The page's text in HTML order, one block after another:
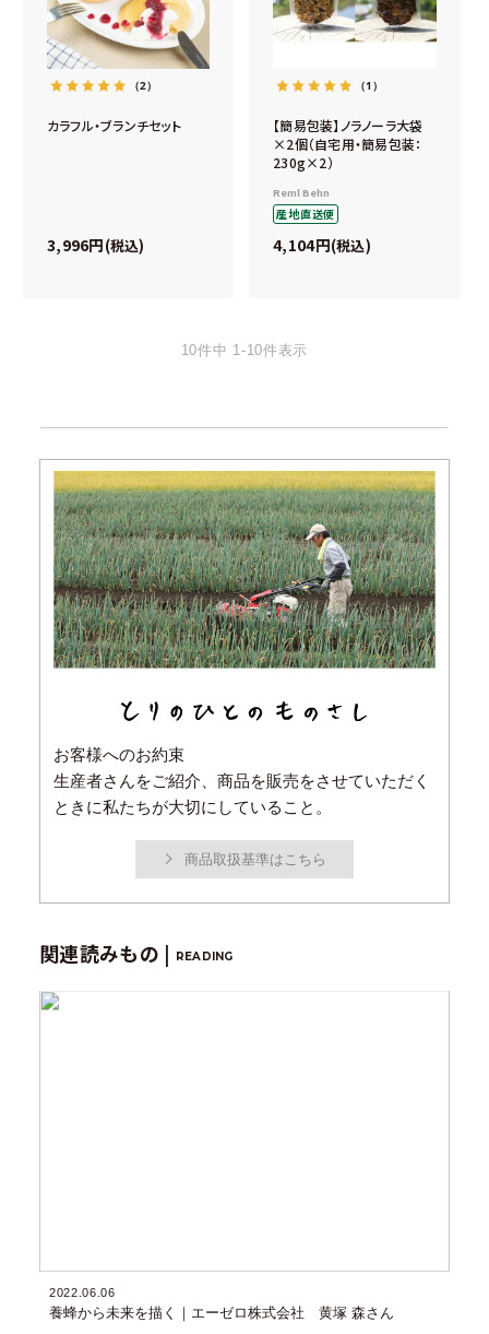
（2）
カラフル・ブランチセット
3,996 税込
（1）
【簡易包装】ノラノーラ大袋
×2個（自宅用・簡易包装：
230g×2）
Reml Behn
産地直送便
4,104 税込
10件中 1-10件表示
お客様へのお約束
生産者さんをご紹介、商品を販売をさせていただく
ときに私たちが大切にしていること。
商品取扱基準はこちら
関連読みもの | READING
2022.06.06
養蜂から未来を描く｜エーゼロ株式会社 黄塚 森さん